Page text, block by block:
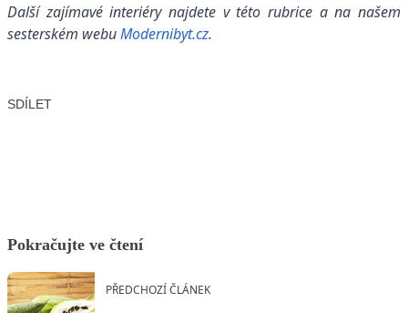
Další zajímavé interiéry najdete v této rubrice a na našem
sesterském webuModernibyt.cz.
SDÍLET
Pokračujte ve čtení
PŘEDCHOZÍ ČLÁNEK